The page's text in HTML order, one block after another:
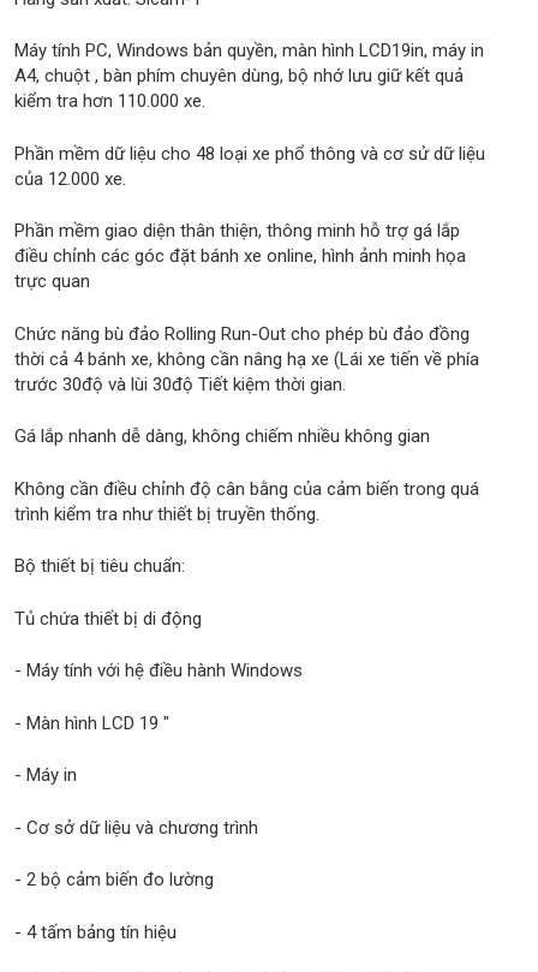
Máy tính PC, Windows bản quyền, màn hình LCD19in, máy in
A4, chuột , bàn phím chuyên dùng, bộ nhớ lưu giữ kết quả
kiểm tra hơn 110.000 xe.
Phần mềm dữ liệu cho 48 loại xe phổ thông và cơ sử dữ liệu
của 12.000 xe.
Phần mềm giao diện thân thiện, thông minh hỗ trợ gá lắp
điều chỉnh các góc đặt bánh xe online, hình ảnh minh họa
trực quan
Chức năng bù đảo Rolling Run-Out cho phép bù đảo đồng
thời cả 4 bánh xe, không cần nâng hạ xe (Lái xe tiến về phía
trước 30độ và lùi 30độ Tiết kiệm thời gian.
Gá lắp nhanh dễ dàng, không chiếm nhiều không gian
Không cần điều chỉnh độ cân bằng của cảm biến trong quá
trình kiểm tra như thiết bị truyền thống.
Bộ thiết bị tiêu chuẩn:
Tủ chứa thiết bị di động
- Máy tính với hệ điều hành Windows
- Màn hình LCD 19 "
- Máy in
- Cơ sở dữ liệu và chương trình
- 2 bộ cảm biến đo lường
- 4 tấm bảng tín hiệu